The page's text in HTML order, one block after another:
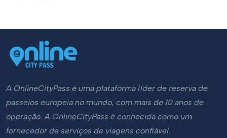
A OnlineCityPass é uma plataforma líder de reserva de
passeios europeia no mundo, com mais de 10 anos de
operação. A OnlineCityPass é conhecida como um
fornecedor de serviços de viagens confiável.